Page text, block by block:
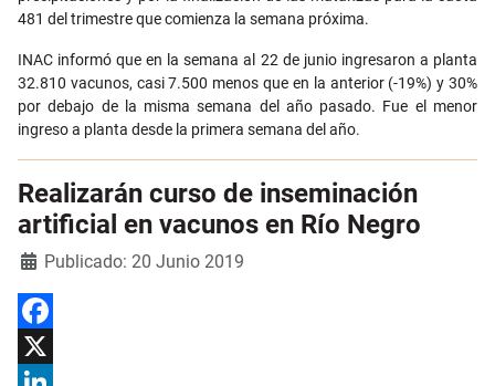
481 del trimestre que comienza la semana próxima.
INAC informó que en la semana al 22 de junio ingresaron a planta
32.810 vacunos, casi 7.500 menos que en la anterior (-19%) y 30%
por debajo de la misma semana del año pasado. Fue el menor
ingreso a planta desde la primera semana del año.
Realizarán curso de inseminación
artificial en vacunos en Río Negro
Detalles
Publicado: 20 Junio 2019
Facebook
X